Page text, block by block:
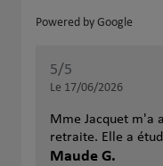
Powered by Google
5/5
Le 17/06/2026
Mme Jacquet m'a
retraite. Elle a
écoute. Merci à
Maude G.